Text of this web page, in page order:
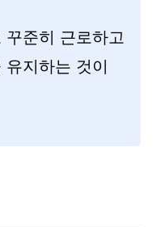
꾸준히 근로하고
지하는 것이